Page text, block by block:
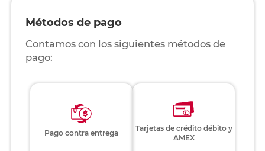
Métodos de pago
Contamos con los siguientes métodos de
pago:
Pago contra entrega
Tarjetas de crédito débito y
AMEX